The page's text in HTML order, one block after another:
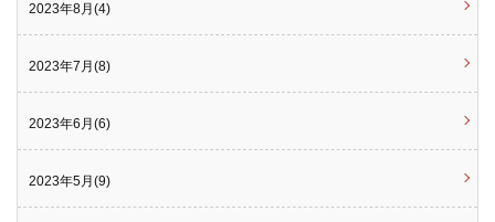
2023年8月(4)
2023年7月(8)
2023年6月(6)
2023年5月(9)